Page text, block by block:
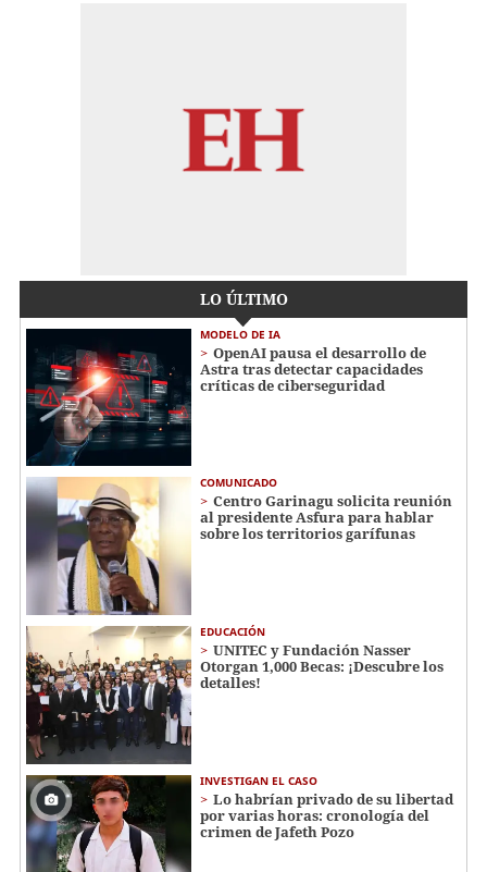
LO ÚLTIMO
MODELO DE IA
OpenAI pausa el desarrollo de
Astra tras detectar capacidades
críticas de ciberseguridad
COMUNICADO
Centro Garinagu solicita reunión
al presidente Asfura para hablar
sobre los territorios garífunas
EDUCACIÓN
UNITEC y Fundación Nasser
Otorgan 1,000 Becas: ¡Descubre los
detalles!
INVESTIGAN EL CASO
Lo habrían privado de su libertad
por varias horas: cronología del
crimen de Jafeth Pozo